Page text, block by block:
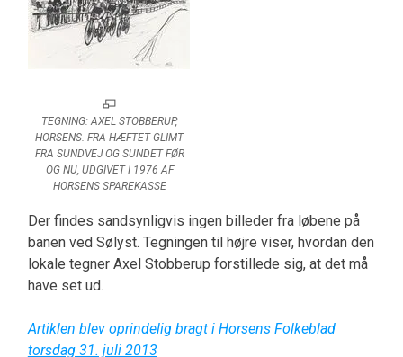
TEGNING: AXEL STOBBERUP,
HORSENS. FRA HÆFTET GLIMT
FRA SUNDVEJ OG SUNDET FØR
OG NU, UDGIVET I 1976 AF
HORSENS SPAREKASSE
Der findes sandsynligvis ingen billeder fra løbene på
banen ved Sølyst. Tegningen til højre viser, hvordan den
lokale tegner Axel Stobberup forstillede sig, at det må
have set ud.
Artiklen blev oprindelig bragt i Horsens Folkeblad
torsdag 31. juli 2013